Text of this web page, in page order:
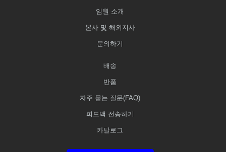
임원 소개
본사 및 해외지사
문의하기
배송
반품
자주 묻는 질문(FAQ)
피드백 전송하기
카탈로그